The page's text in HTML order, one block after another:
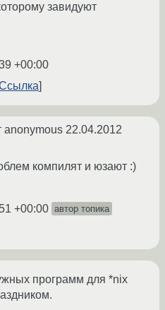
завидуют
+00:00
anonymous 22.04.2012
компилят и юзают :)
+00:00 автор топика
программ для *nix